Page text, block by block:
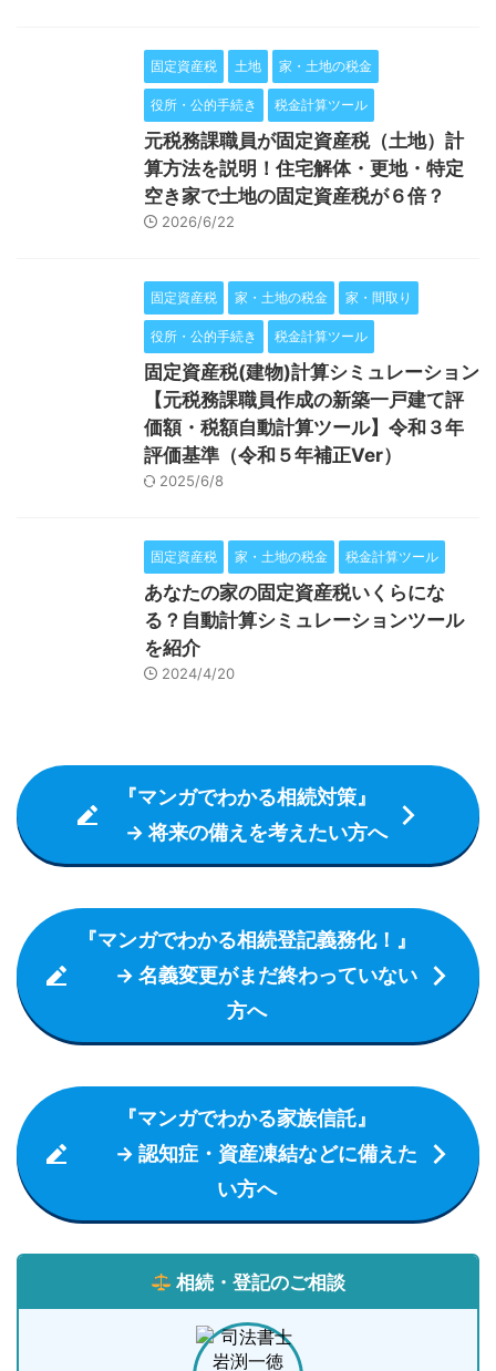
固定資産税 土地 家・土地の税金
役所・公的手続き 税金計算ツール
元税務課職員が固定資産税（土地）計
算方法を説明！住宅解体・更地・特定
空き家で土地の固定資産税が６倍？
2026/6/22
固定資産税 家・土地の税金 家・間取り
役所・公的手続き 税金計算ツール
固定資産税(建物)計算シミュレーション
【元税務課職員作成の新築一戸建て評
価額・税額自動計算ツール】令和３年
評価基準（令和５年補正Ver）
2025/6/8
固定資産税 家・土地の税金 税金計算ツール
あなたの家の固定資産税いくらにな
る？自動計算シミュレーションツール
を紹介
2024/4/20
『マンガでわかる相続対策』
→ 将来の備えを考えたい方へ
『マンガでわかる相続登記義務化！』
→ 名義変更がまだ終わっていない
方へ
『マンガでわかる家族信託』
→ 認知症・資産凍結などに備えた
い方へ
相続・登記のご相談